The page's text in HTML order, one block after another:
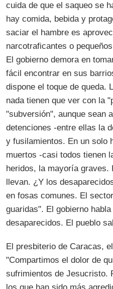
cuida de que el saqueo se
hay comida, bebida y
saciar el hambre es
narcotraficantes o
El gobierno demora en
fácil encontrar en sus
dispone el toque de queda.
nada tienen que ver con la
"subversión", aunque sean
detenciones -entre ellas la
y fusilamientos. En un solo
muertos -casi todos tienen
heridos, la mayoría graves.
llevan. ¿Y los
en fosas comunes. El
guaridas". El gobierno
desaparecidos. El pueblo
El presbiterio de Caracas,
"Compartimos el dolor de
sufrimientos de Jesucristo.